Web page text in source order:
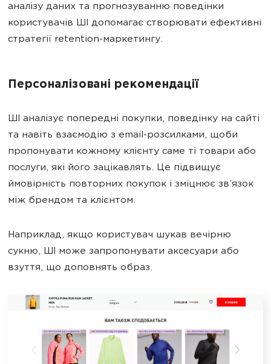
аналізу даних та прогнозуванню поведінки
користувачів ШІ допомагає створювати ефективні
стратегії retention-маркетингу.
Персоналізовані рекомендації
ШІ аналізує попередні покупки, поведінку на сайті
та навіть взаємодію з email-розсилками, щоби
пропонувати кожному клієнту саме ті товари або
послуги, які його зацікавлять. Це підвищує
ймовірність повторних покупок і зміцнює зв’язок
між брендом та клієнтом.
Наприклад, якщо користувач шукав вечірню
сукню, ШІ може запропонувати аксесуари або
взуття, що доповнять образ.